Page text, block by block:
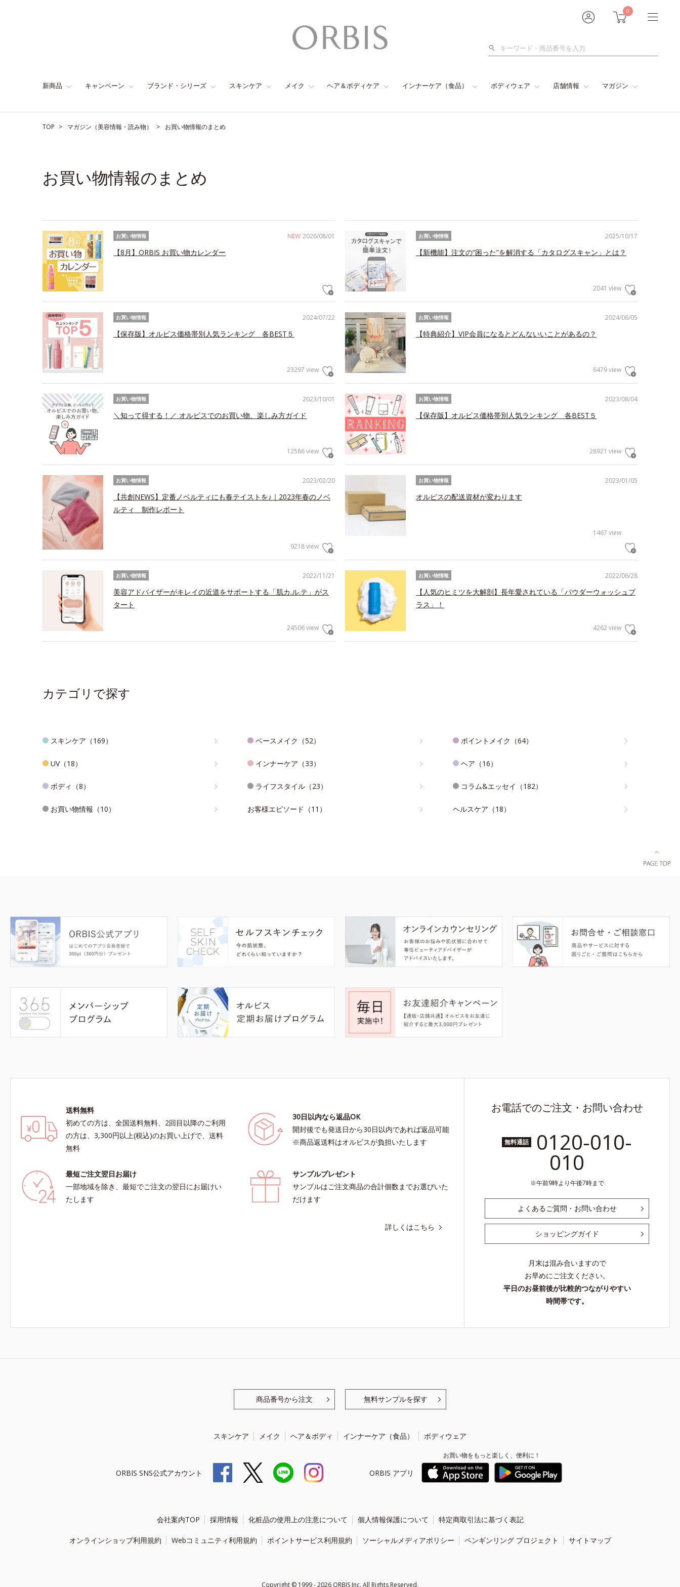
0
検
新商品 キャンペーン ブランド・シリーズ スキンケア メイク ヘア＆ボディケア インナーケア（食品） ボディウェア 店舗情報 マガジン
TOP マガジン（美容情報・読み物） お買い物情報のまとめ
お買い物情報のまとめ
NEW 2026/08/01
お買い物情報
【8月】ORBIS お買い物カレンダー
2025/10/17
お買い物情報
【新機能】注文の“困った”を解消する「カタログスキャン」とは？
2041 view
2024/07/22
お買い物情報
【保存版】オルビス価格帯別人気ランキング 各BEST５
23297 view
2024/06/05
お買い物情報
【特典紹介】VIP会員になるとどんないいことがあるの？
6479 view
2023/10/01
お買い物情報
＼知って得する！／ オルビスでのお買い物、楽しみ方ガイド
12586 view
2023/08/04
お買い物情報
【保存版】オルビス価格帯別人気ランキング 各BEST５
28921 view
2023/02/20
お買い物情報
【共創NEWS】定番ノベルティにも春テイストを♪｜2023年春のノベ
ルティ 制作レポート
9218 view
2023/01/05
お買い物情報
オルビスの配送資材が変わります
1467 view
2022/11/21
お買い物情報
美容アドバイザーがキレイの近道をサポートする「肌カ.ル.テ」がス
タート
24506 view
2022/06/28
お買い物情報
【人気のヒミツを大解剖】長年愛されている「パウダーウォッシュプ
ラス」！
4262 view
カテゴリで探す
スキンケア（169） ベースメイク（52） ポイントメイク（64）
UV（18） インナーケア（33） ヘア（16）
ボディ（8） ライフスタイル（23） コラム&エッセイ（182）
お買い物情報（10） お客様エピソード（11） ヘルスケア（18）
送料無料
初めての方は、全国送料無料、2回目以降のご利用
の方は、3,300円以上(税込)のお買い上げで、送料
無料
30日以内なら返品OK
開封後でも発送日から30日以内であれば返品可能
※商品返送料はオルビスが負担いたします
最短ご注文翌日お届け
一部地域を除き、最短でご注文の翌日にお届けい
たします
サンプルプレゼント
サンプルはご注文商品の合計個数までお選びいた
だけます
詳しくはこちら
お電話でのご注文・お問い合わせ
無料通話 0120-010-
010
午前9時より午後7時まで
よくあるご質問・お問い合わせ
ショッピングガイド
月末は混み合いますので
お早めにご注文ください。
平日のお昼前後が比較的つながりやすい
時間帯です。
商品番号から注文 無料サンプルを探す
スキンケア メイク ヘア＆ボディ インナーケア（食品） ボディウェア
ORBIS SNS公式アカウント ORBIS アプリ
お買い物をもっと楽しく、便利に！
会社案内TOP 採用情報 化粧品の使用上の注意について 個人情報保護について 特定商取引法に基づく表記
オンラインショップ利用規約 Webコミュニティ利用規約 ポイントサービス利用規約 ソーシャルメディアポリシー ペンギンリング プロジェクト サイトマップ
Copyright © 1999 - 2026 ORBIS Inc. All Rights Reserved.